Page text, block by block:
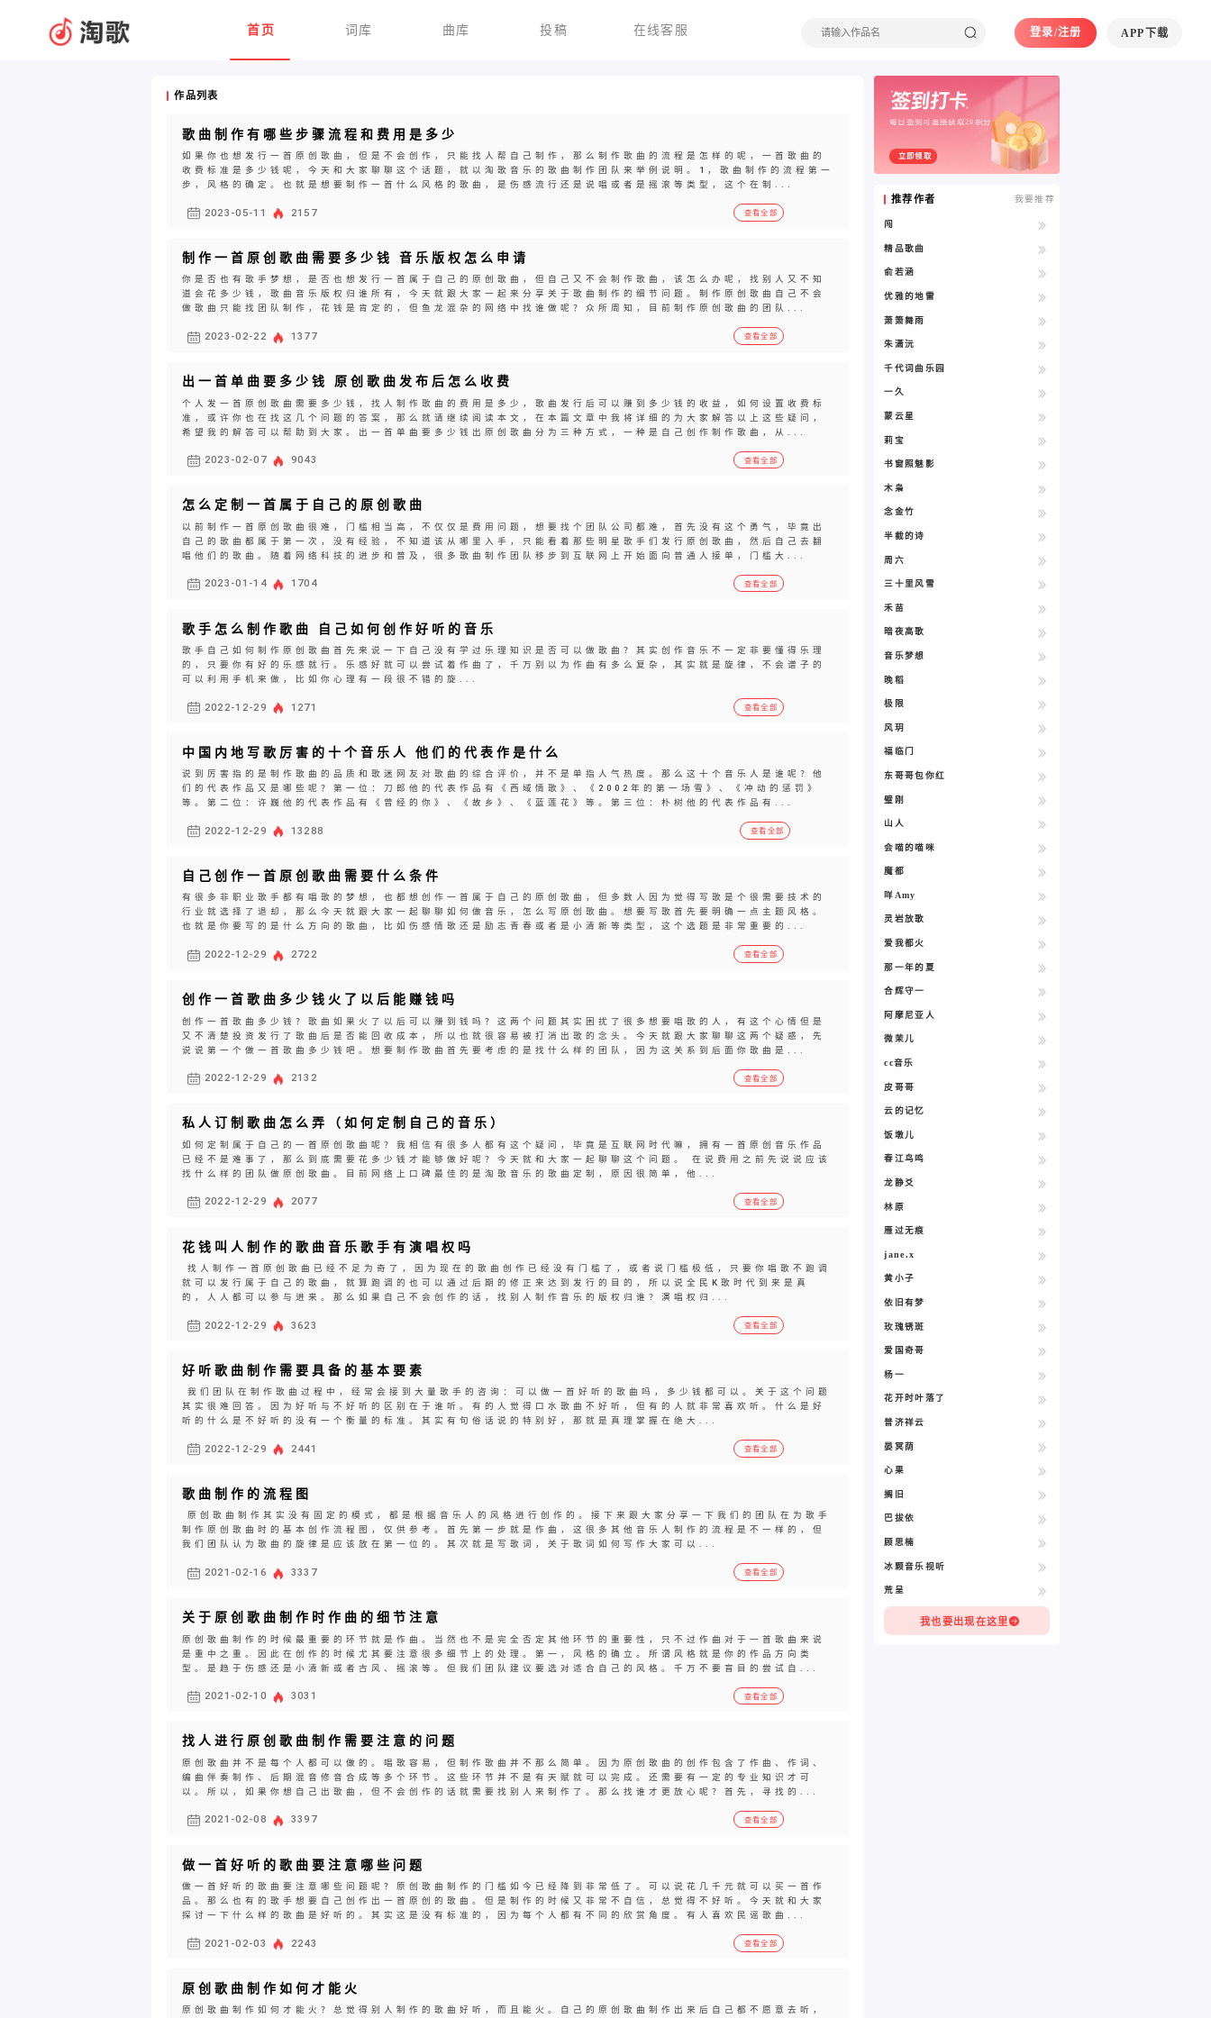
首页 词库 曲库 投稿 在线客服 登录/注册 APP下载
作品列表
歌曲制作有哪些步骤流程和费用是多少
如果你也想发行一首原创歌曲，但是不会创作，只能找人帮自己制作，那么制作歌曲的流程是怎样的呢，一首歌曲的
收费标准是多少钱呢，今天和大家聊聊这个话题，就以淘歌音乐的歌曲制作团队来举例说明。1，歌曲制作的流程第一
步，风格的确定。也就是想要制作一首什么风格的歌曲，是伤感流行还是说唱或者是摇滚等类型，这个在制...
2023-05-11 2157 查看全部
制作一首原创歌曲需要多少钱 音乐版权怎么申请
你是否也有歌手梦想，是否也想发行一首属于自己的原创歌曲，但自己又不会制作歌曲，该怎么办呢，找别人又不知
道会花多少钱，歌曲音乐版权归谁所有，今天就跟大家一起来分享关于歌曲制作的细节问题。制作原创歌曲自己不会
做歌曲只能找团队制作，花钱是肯定的，但鱼龙混杂的网络中找谁做呢？众所周知，目前制作原创歌曲的团队...
2023-02-22 1377 查看全部
出一首单曲要多少钱 原创歌曲发布后怎么收费
个人发一首原创歌曲需要多少钱，找人制作歌曲的费用是多少，歌曲发行后可以赚到多少钱的收益，如何设置收费标
准，或许你也在找这几个问题的答案，那么就请继续阅读本文，在本篇文章中我将详细的为大家解答以上这些疑问，
希望我的解答可以帮助到大家。出一首单曲要多少钱出原创歌曲分为三种方式，一种是自己创作制作歌曲，从...
2023-02-07 9043 查看全部
怎么定制一首属于自己的原创歌曲
以前制作一首原创歌曲很难，门槛相当高，不仅仅是费用问题，想要找个团队公司都难，首先没有这个勇气，毕竟出
自己的歌曲都属于第一次，没有经验，不知道该从哪里入手，只能看着那些明星歌手们发行原创歌曲，然后自己去翻
唱他们的歌曲。随着网络科技的进步和普及，很多歌曲制作团队移步到互联网上开始面向普通人接单，门槛大...
2023-01-14 1704 查看全部
歌手怎么制作歌曲 自己如何创作好听的音乐
歌手自己如何制作原创歌曲首先来说一下自己没有学过乐理知识是否可以做歌曲？其实创作音乐不一定非要懂得乐理
的，只要你有好的乐感就行。乐感好就可以尝试着作曲了，千万别以为作曲有多么复杂，其实就是旋律，不会谱子的
可以利用手机来做，比如你心理有一段很不错的旋...
2022-12-29 1271 查看全部
中国内地写歌厉害的十个音乐人 他们的代表作是什么
说到厉害指的是制作歌曲的品质和歌迷网友对歌曲的综合评价，并不是单指人气热度。那么这十个音乐人是谁呢？他
们的代表作品又是哪些呢？第一位：刀郎他的代表作品有《西域情歌》、《2002年的第一场雪》、《冲动的惩罚》
等。第二位：许巍他的代表作品有《曾经的你》、《故乡》、《蓝莲花》等。第三位：朴树他的代表作品有...
2022-12-29 13288 查看全部
自己创作一首原创歌曲需要什么条件
有很多非职业歌手都有唱歌的梦想，也都想创作一首属于自己的原创歌曲，但多数人因为觉得写歌是个很需要技术的
行业就选择了退却，那么今天就跟大家一起聊聊如何做音乐，怎么写原创歌曲。想要写歌首先要明确一点主题风格。
也就是你要写的是什么方向的歌曲，比如伤感情歌还是励志青春或者是小清新等类型，这个选题是非常重要的...
2022-12-29 2722 查看全部
创作一首歌曲多少钱火了以后能赚钱吗
创作一首歌曲多少钱？歌曲如果火了以后可以赚到钱吗？这两个问题其实困扰了很多想要唱歌的人，有这个心情但是
又不清楚投资发行了歌曲后是否能回收成本，所以也就很容易被打消出歌的念头。今天就跟大家聊聊这两个疑惑，先
说说第一个做一首歌曲多少钱吧。想要制作歌曲首先要考虑的是找什么样的团队，因为这关系到后面你歌曲是...
2022-12-29 2132 查看全部
私人订制歌曲怎么弄（如何定制自己的音乐）
如何定制属于自己的一首原创歌曲呢？我相信有很多人都有这个疑问，毕竟是互联网时代嘛，拥有一首原创音乐作品
已经不是难事了，那么到底需要花多少钱才能够做好呢？今天就和大家一起聊聊这个问题。 在说费用之前先说说应该
找什么样的团队做原创歌曲。目前网络上口碑最佳的是淘歌音乐的歌曲定制，原因很简单，他...
2022-12-29 2077 查看全部
花钱叫人制作的歌曲音乐歌手有演唱权吗
找人制作一首原创歌曲已经不足为奇了，因为现在的歌曲创作已经没有门槛了，或者说门槛极低，只要你唱歌不跑调
就可以发行属于自己的歌曲，就算跑调的也可以通过后期的修正来达到发行的目的，所以说全民K歌时代到来是真
的，人人都可以参与进来。那么如果自己不会创作的话，找别人制作音乐的版权归谁？演唱权归...
2022-12-29 3623 查看全部
好听歌曲制作需要具备的基本要素
我们团队在制作歌曲过程中，经常会接到大量歌手的咨询：可以做一首好听的歌曲吗，多少钱都可以。关于这个问题
其实很难回答。因为好听与不好听的区别在于谁听。有的人觉得口水歌曲不好听，但有的人就非常喜欢听。什么是好
听的什么是不好听的没有一个衡量的标准。其实有句俗话说的特别好，那就是真理掌握在绝大...
2022-12-29 2441 查看全部
歌曲制作的流程图
原创歌曲制作其实没有固定的模式，都是根据音乐人的风格进行创作的。接下来跟大家分享一下我们的团队在为歌手
制作原创歌曲时的基本创作流程图，仅供参考。首先第一步就是作曲，这很多其他音乐人制作的流程是不一样的，但
我们团队认为歌曲的旋律是应该放在第一位的。其次就是写歌词，关于歌词如何写作大家可以...
2021-02-16 3337 查看全部
关于原创歌曲制作时作曲的细节注意
原创歌曲制作的时候最重要的环节就是作曲。当然也不是完全否定其他环节的重要性，只不过作曲对于一首歌曲来说
是重中之重。因此在创作的时候尤其要注意很多细节上的处理。第一，风格的确立。所谓风格就是你的作品方向类
型。是趋于伤感还是小清新或者古风、摇滚等。但我们团队建议要选对适合自己的风格。千万不要盲目的尝试自...
2021-02-10 3031 查看全部
找人进行原创歌曲制作需要注意的问题
原创歌曲并不是每个人都可以做的。唱歌容易，但制作歌曲并不那么简单。因为原创歌曲的创作包含了作曲、作词、
编曲伴奏制作、后期混音修音合成等多个环节。这些环节并不是有天赋就可以完成。还需要有一定的专业知识才可
以。所以，如果你想自己出歌曲，但不会创作的话就需要找别人来制作了。那么找谁才更放心呢？首先，寻找的...
2021-02-08 3397 查看全部
做一首好听的歌曲要注意哪些问题
做一首好听的歌曲要注意哪些问题呢？原创歌曲制作的门槛如今已经降到非常低了。可以说花几千元就可以买一首作
品。那么也有的歌手想要自己创作出一首原创的歌曲。但是制作的时候又非常不自信，总觉得不好听。今天就和大家
探讨一下什么样的歌曲是好听的。其实这是没有标准的，因为每个人都有不同的欣赏角度。有人喜欢民谣歌曲...
2021-02-03 2243 查看全部
原创歌曲制作如何才能火
原创歌曲制作如何才能火？总觉得别人制作的歌曲好听，而且能火。自己的原创歌曲制作出来后自己都不愿意去听，
每日签到可直接获取20积分
立即领取
推荐作者 我要推荐
闯
精品歌曲
俞若涵
优雅的地雷
萧箫舞雨
朱潇沅
千代词曲乐园
一久
蒙云星
莉宝
书窗照魅影
木枭
念金竹
半截的诗
周六
三十里风雪
禾苗
暗夜高歌
音乐梦想
晚稻
极限
风玥
福临门
东哥哥包你红
璧刚
山人
会喵的喵咪
魔都
咩Amy
灵岩放歌
爱我都火
那一年的夏
合辉守一
阿摩尼亚人
微茉儿
cc音乐
皮哥哥
云的记忆
饭墩儿
春江鸟鸣
龙静爻
林原
雁过无痕
jane.x
黄小子
依旧有梦
玫瑰锈斑
爱国奇哥
杨一
花开时叶落了
普济祥云
晏冥荫
心果
搁旧
巴拔依
顾思楠
冰颗音乐视听
荒呈
我也要出现在这里